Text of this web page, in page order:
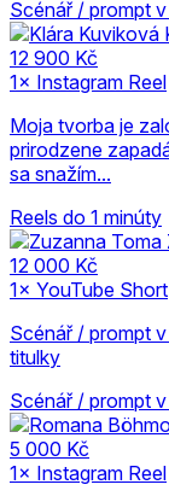
Scénář / prompt
12 900 Kč
1× Instagram Reel
Moja tvorba je
prirodzene
sa snažím...
Reels do 1 minúty
12 000 Kč
1× YouTube Short
Scénář / prompt
titulky
Scénář / prompt
5 000 Kč
1× Instagram Reel